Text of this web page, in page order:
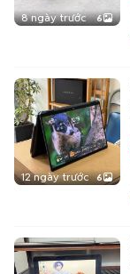
8 ngày trước 6
12 ngày trước 6